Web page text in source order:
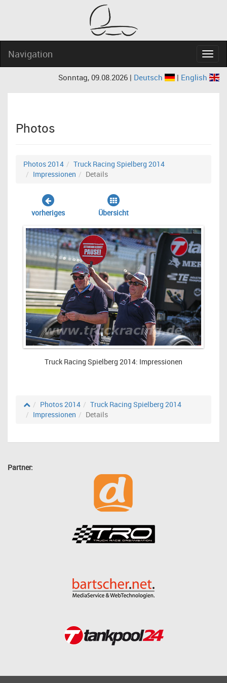
Navigation
Sonntag, 09.08.2026 | Deutsch | English
Photos
Photos 2014
Truck Racing Spielberg 2014
Impressionen
Details
vorheriges Übersicht
Truck Racing Spielberg 2014: Impressionen
Photos 2014
Truck Racing Spielberg 2014
Impressionen
Details
Partner: